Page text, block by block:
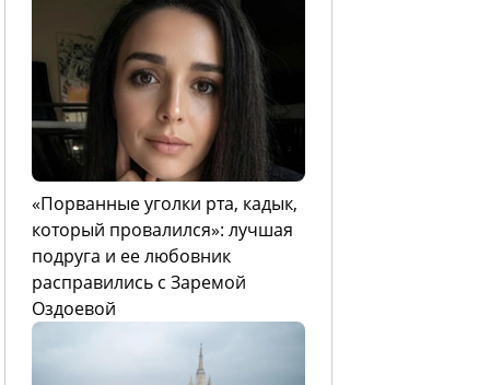
«Порванные уголки рта, кадык,
который провалился»: лучшая
подруга и ее любовник
расправились с Заремой
Оздоевой